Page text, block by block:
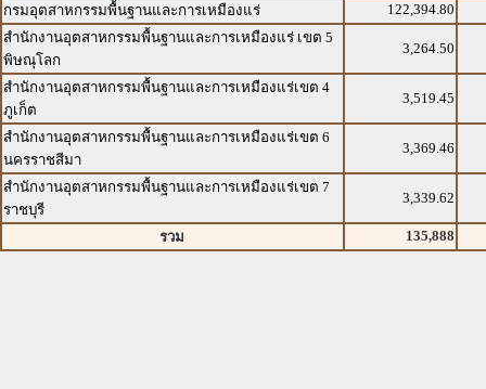
กรมอุตสาหกรรมพื้นฐานและการเหมืองแร่
122,394.80
สำนักงานอุตสาหกรรมพื้นฐานและการเหมืองแร่ เขต 5
พิษณุโลก
3,264.50
สำนักงานอุตสาหกรรมพื้นฐานและการเหมืองแร่เขต 4
ภูเก็ต
3,519.45
สำนักงานอุตสาหกรรมพื้นฐานและการเหมืองแร่เขต 6
นครราชสีมา
3,369.46
สำนักงานอุตสาหกรรมพื้นฐานและการเหมืองแร่เขต 7
ราชบุรี
3,339.62
รวม 135,888